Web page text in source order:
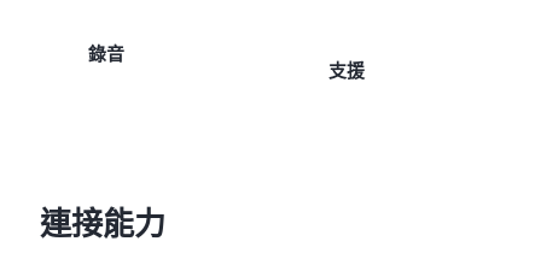
錄音
支援
連接能力